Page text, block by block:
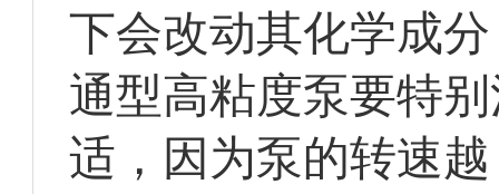
下会改动其化学成
通型高粘度泵要特
适，因为泵的转速